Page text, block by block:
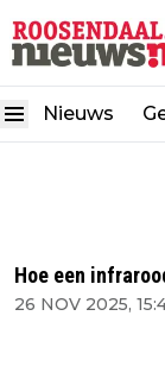
Nieuws
Hoe een
26 NOV 2025,